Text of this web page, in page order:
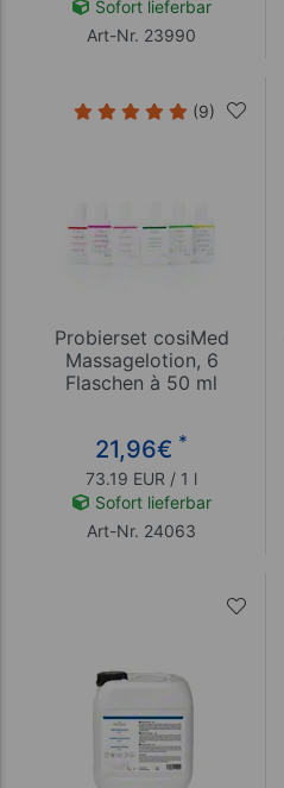
Sofort lieferbar
Art-Nr. 23990
(9)
Probierset cosiMed
Massagelotion, 6
Flaschen à 50 ml
21,96€ *
73.19 EUR / 1 l
Sofort lieferbar
Art-Nr. 24063